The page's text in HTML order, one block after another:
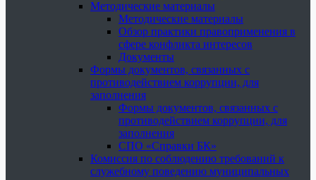
Методические материалы
Методические материалы
Обзор практики правоприменения в
сфере конфликта интересов
Документы
Формы документов, связанных с
противодействием коррупции, для
заполнения
Формы документов, связанных с
противодействием коррупции, для
заполнения
СПО «Справки БК»
Комиссия по соблюдению требований к
служебному поведению муниципальных